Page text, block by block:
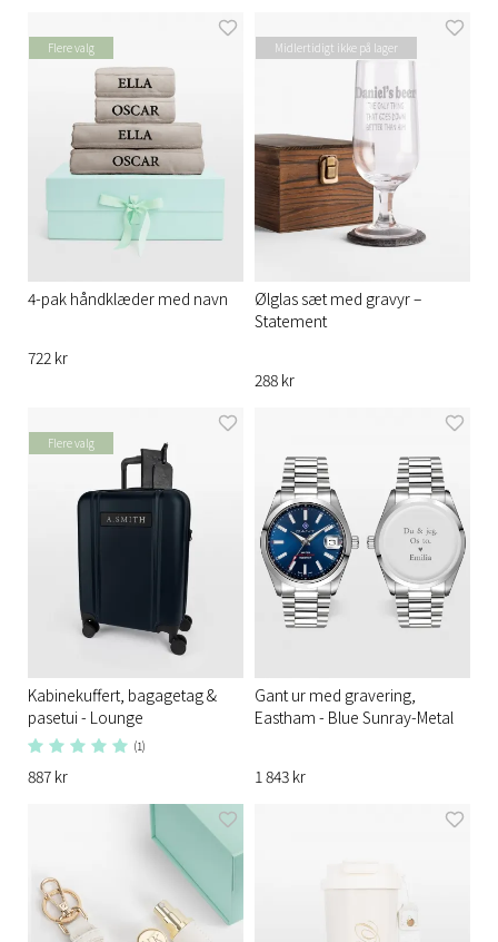
Flere valg
4-pak håndklæder med navn
722 kr
Midlertidigt ikke på lager
Ølglas sæt med gravyr –
Statement
288 kr
Flere valg
Kabinekuffert, bagagetag &
pasetui - Lounge
(1)
887 kr
Gant ur med gravering,
Eastham - Blue Sunray-Metal
1 843 kr